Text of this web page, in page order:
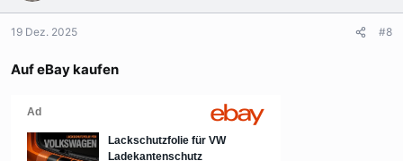
19 Dez. 2025 #8
Auf eBay kaufen